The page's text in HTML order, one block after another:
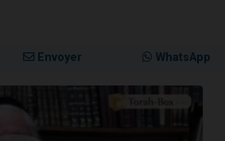
Envoyer WhatsApp